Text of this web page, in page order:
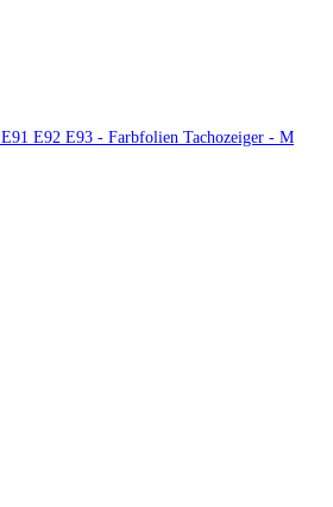
E92 E93 - Farbfolien Tachozeiger - M